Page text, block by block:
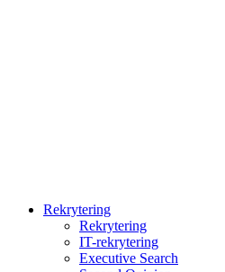
Rekrytering
Rekrytering
IT-rekrytering
Executive Search